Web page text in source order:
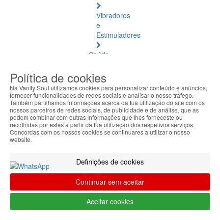
Vibradores
e
Estimuladores
Saúde
Saúde
Natural
Ver
todos
Âmbar
Articulações
e
Músculos
Bem-
Estar
Política de cookies
Na Vanity Soul utilizamos cookies para personalizar conteúdo e anúncios,
fornecer funcionalidades de redes sociais e analisar o nosso tráfego.
Também partilhamos informações acerca da tua utilização do site com os
nossos parceiros de redes sociais, de publicidade e de análise, que as
podem combinar com outras informações que lhes forneceste ou
recolhidas por estes a partir da tua utilização dos respetivos serviços.
Concordas com os nossos cookies se continuares a utilizar o nosso
website.
Definições de cookies
Continuar sem aceitar
Aceitar cookies